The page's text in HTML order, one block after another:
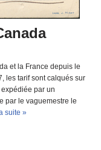
et la France depuis le
les tarif sont calqués sur
par un
par le vaguemestre le
suite »